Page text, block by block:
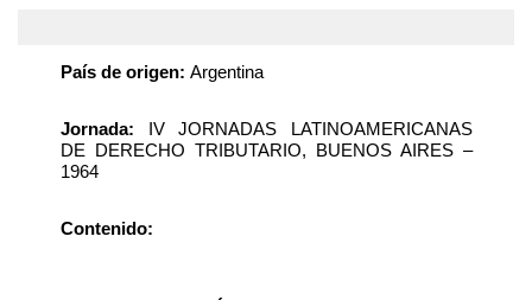
País de origen: Argentina
Jornada:
IV JORNADAS LATINOAMERICANAS
DE DERECHO TRIBUTARIO, BUENOS AIRES –
1964
Contenido: